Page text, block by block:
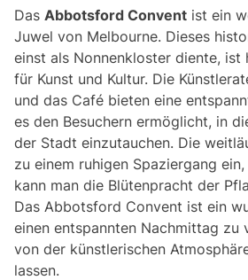
Das Abbotsford Convent ist ein
Juwel von Melbourne. Dieses
einst als Nonnenkloster diente, ist
für Kunst und Kultur. Die
und das Café bieten eine
es den Besuchern ermöglicht, in
der Stadt einzutauchen. Die
zu einem ruhigen Spaziergang
kann man die Blütenpracht der
Das Abbotsford Convent ist ein
einen entspannten Nachmittag zu
von der künstlerischen
lassen.